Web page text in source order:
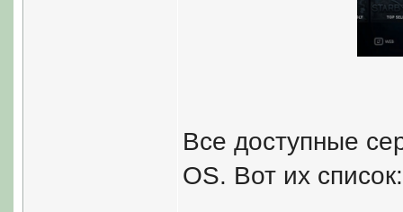
Все доступные
OS. Вот их список: